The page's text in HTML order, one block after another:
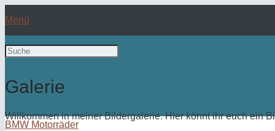
Menü
Galerie
Willkommen in meiner Bildergalerie. Hier könnt ihr euch ein
BMW Motorräder